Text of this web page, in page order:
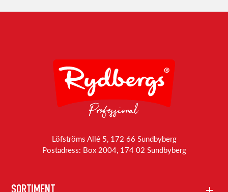
Löfströms Allé 5, 172 66 Sundbyberg
Postadress: Box 2004, 174 02 Sundbyberg